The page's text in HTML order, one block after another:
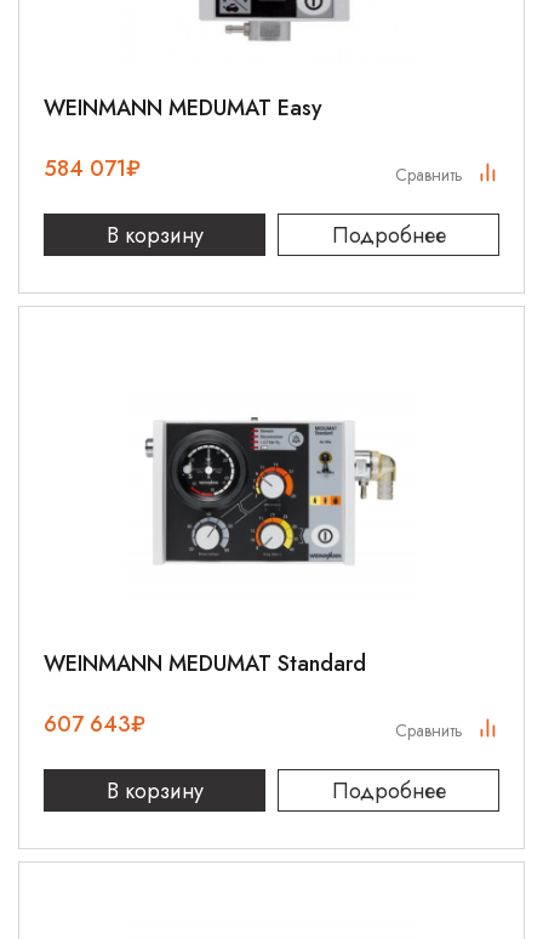
WEINMANN MEDUMAT Easy
584 071₽
В корзину Подробнее
Сравнить
WEINMANN MEDUMAT Standard
607 643₽
В корзину Подробнее
Сравнить